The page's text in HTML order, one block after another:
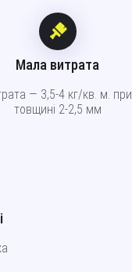
Мала витрата
— 3,5-4 кг/кв. м. при
товщині 2-2,5 мм